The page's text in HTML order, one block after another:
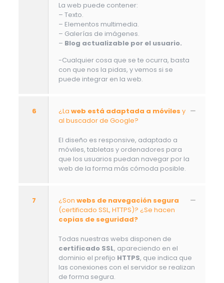
La web puede contener:
– Texto.
– Elementos multimedia.
– Galerías de imágenes.
– Blog actualizable por el usuario.
-Cualquier cosa que se te ocurra, basta
con que nos la pidas, y vemos si se
puede integrar en la web.
6 ¿La web está adaptada a móviles y
al buscador de Google?
El diseño es responsive, adaptado a
móviles, tabletas y ordenadores para
que los usuarios puedan navegar por la
web de la forma más cómoda posible.
7 ¿Son webs de navegación segura
(certificado SSL, HTTPS)? ¿Se hacen
copias de seguridad?
Todas nuestras webs disponen de
certificado SSL, apareciendo en el
dominio el prefijo HTTPS, que indica que
las conexiones con el servidor se realizan
de forma segura.